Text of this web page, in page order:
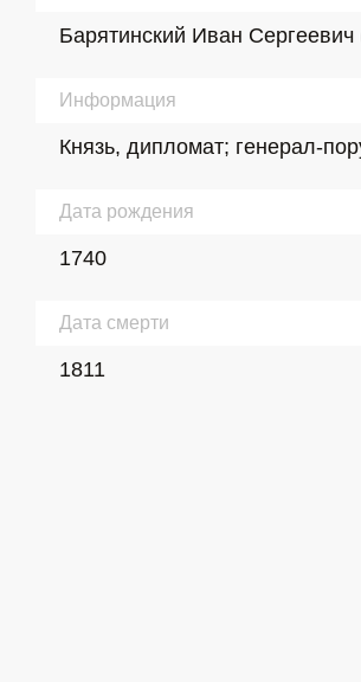
Барятинский Иван Сергеевич
Информация
Князь, дипломат; генерал-
Дата рождения
1740
Дата смерти
1811